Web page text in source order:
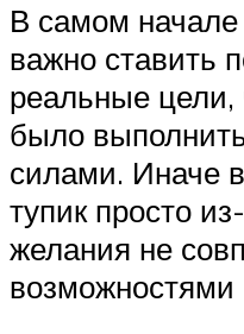
В самом
важно ставить
реальные
было
силами. Иначе
тупик просто
желания не
возможностями